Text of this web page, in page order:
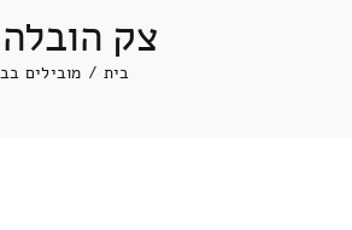
צק
בית / מובילים